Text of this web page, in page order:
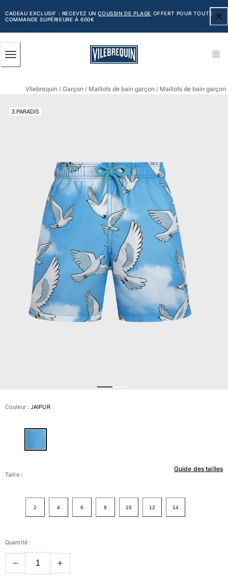
AU
CONTENU
PRINCIPAL
CADEAU EXCLUSIF : RECEVEZ UNCOUSSIN DE PLAGE OFFERT POUR TOUTE
COMMANDE SUPÉRIEURE À 600€
Tous les articles
Maillots de bain
Classique ultra-léger
Brodés Edition Numérotée
Ceinture plate
Le Court
Le Long
T-shirts Anti UV
Slips de bain
Le Magique
Tous les articles
Prêt-à-porter
Polos
Chemises
Tous les articles
Maillots de bain
Hauts
Bas
Vilebrequin / Garçon / Maillots de bain garçon / Maillots de bain garçon
3.PARADIS
Couleur : JAIPUR
Guide des tailles
Taille :
2 4 6 8 10 12 14
Quantité :